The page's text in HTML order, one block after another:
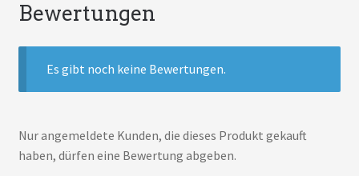
Bewertungen
Es gibt noch keine Bewertungen.
Nur angemeldete Kunden, die dieses Produkt gekauft
haben, dürfen eine Bewertung abgeben.